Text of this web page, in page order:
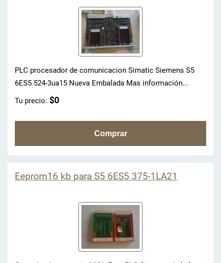
PLC procesador de comunicacion Simatic Siemens S5
6ES5 524-3ua15 Nueva Embalada Mas información...
Tu precio: $0
Eeprom16 kb para S5 6ES5 375-1LA21